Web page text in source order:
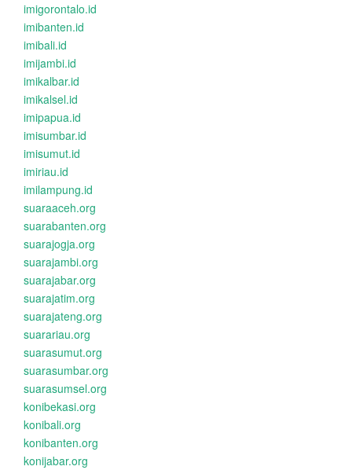
imigorontalo.id
imibanten.id
imibali.id
imijambi.id
imikalbar.id
imikalsel.id
imipapua.id
imisumbar.id
imisumut.id
imiriau.id
imilampung.id
suaraaceh.org
suarabanten.org
suarajogja.org
suarajambi.org
suarajabar.org
suarajatim.org
suarajateng.org
suarariau.org
suarasumut.org
suarasumbar.org
suarasumsel.org
konibekasi.org
konibali.org
konibanten.org
konijabar.org